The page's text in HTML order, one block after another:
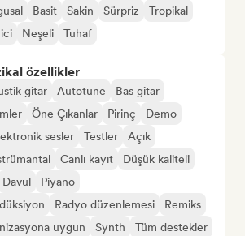
Basit Sakin Sürpriz
Tropikal
Neşeli Tuhaf
özellikler
gitar Autotune
Bas gitar
Öne Çıkanlar Pirinç
Demo
sesler Testler
Açık
Canlı kayıt
Düşük kaliteli
Davul
Piyano
Radyo düzenlemesi
Remiks
uygun Synth
Tüm destekler